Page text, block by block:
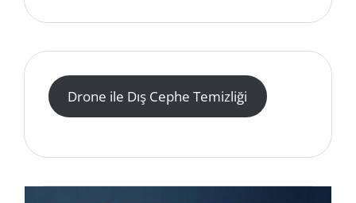
Drone ile Dış Cephe Temizliği